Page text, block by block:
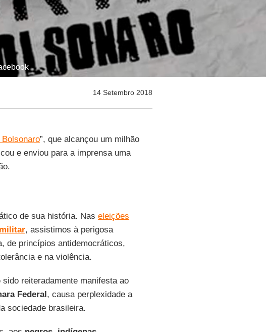
14 Setembro 2018
”, que alcançou um milhão
e enviou para a imprensa uma
de sua história. Nas eleições
, assistimos à perigosa
de princípios antidemocráticos,
e na violência.
reiteradamente manifesta ao
Federal, causa perplexidade a
sociedade brasileira.